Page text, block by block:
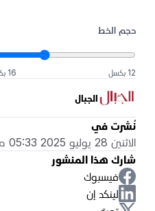
حجم الخط
12 بكسل 16 بكسل
الجبال
نُشرت في
الاثنين 28 يوليو 2025 05:33 م
شارك هذا المنشور
فيسبوك
لينكد إن